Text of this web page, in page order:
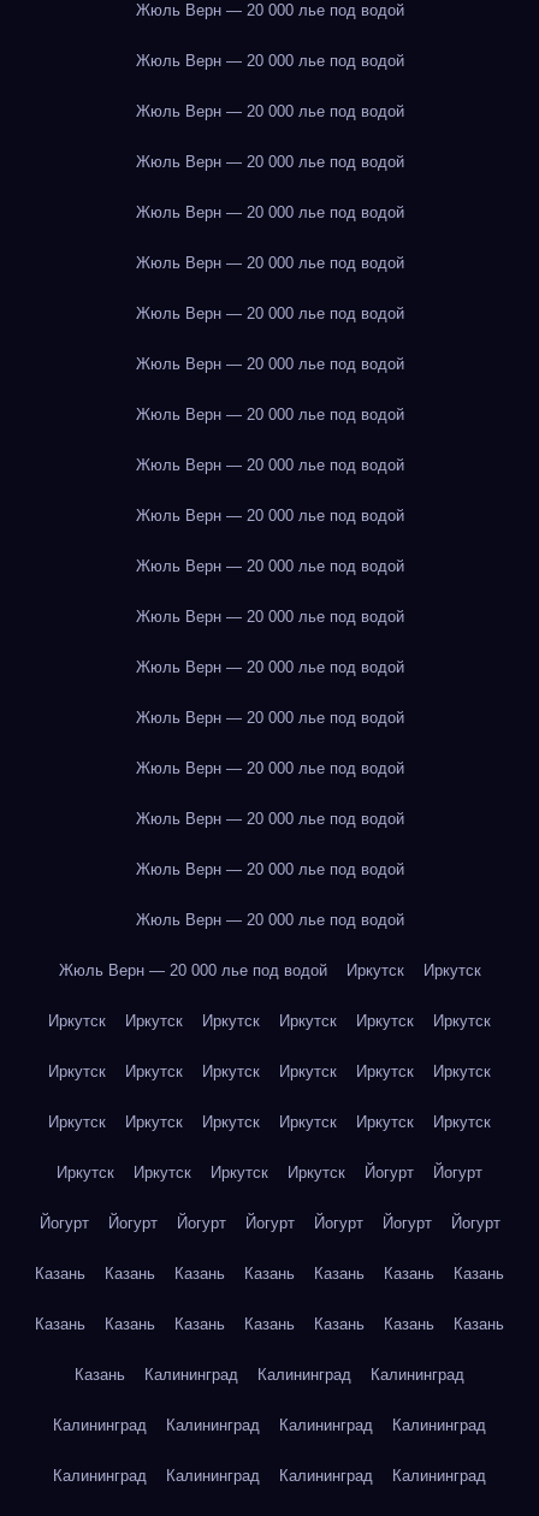
Жюль Верн — 20 000 лье под водой
Жюль Верн — 20 000 лье под водой
Жюль Верн — 20 000 лье под водой
Жюль Верн — 20 000 лье под водой
Жюль Верн — 20 000 лье под водой
Жюль Верн — 20 000 лье под водой
Жюль Верн — 20 000 лье под водой
Жюль Верн — 20 000 лье под водой
Жюль Верн — 20 000 лье под водой
Жюль Верн — 20 000 лье под водой
Жюль Верн — 20 000 лье под водой
Жюль Верн — 20 000 лье под водой
Жюль Верн — 20 000 лье под водой
Жюль Верн — 20 000 лье под водой
Жюль Верн — 20 000 лье под водой
Жюль Верн — 20 000 лье под водой
Жюль Верн — 20 000 лье под водой
Жюль Верн — 20 000 лье под водой
Жюль Верн — 20 000 лье под водой
Жюль Верн — 20 000 лье под водой Иркутск Иркутск
Иркутск Иркутск Иркутск Иркутск Иркутск Иркутск
Иркутск Иркутск Иркутск Иркутск Иркутск Иркутск
Иркутск Иркутск Иркутск Иркутск Иркутск Иркутск
Иркутск Иркутск Иркутск Иркутск Йогурт Йогурт
Йогурт Йогурт Йогурт Йогурт Йогурт Йогурт Йогурт
Казань Казань Казань Казань Казань Казань Казань
Казань Казань Казань Казань Казань Казань Казань
Казань Калининград Калининград Калининград
Калининград Калининград Калининград Калининград
Калининград Калининград Калининград Калининград